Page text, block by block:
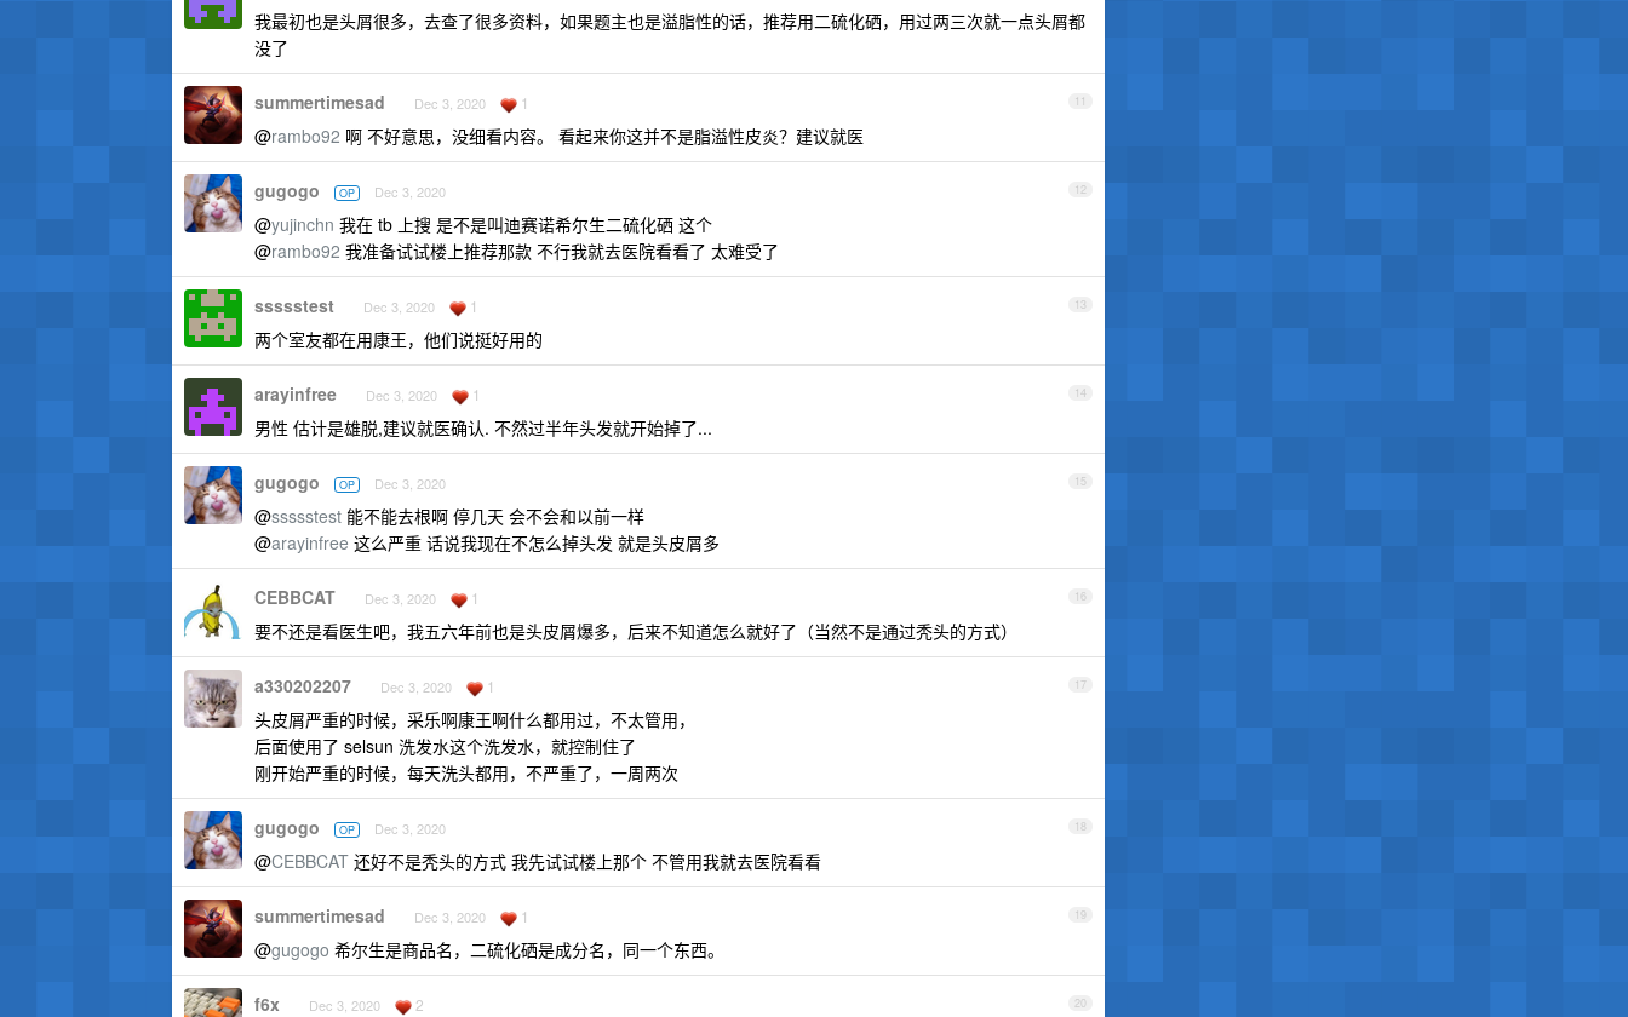
我最初也是头屑很多，去查了很多资料，如果题主也是溢脂性的话，推荐用二硫化硒，用过两三次就一点头屑都
没了
11
summertimesad Dec 3, 2020 1
@rambo92 啊 不好意思，没细看内容。 看起来你这并不是脂溢性皮炎？建议就医
12
gugogo OP Dec 3, 2020
@yujinchn 我在 tb 上搜 是不是叫迪赛诺希尔生二硫化硒 这个
@rambo92 我准备试试楼上推荐那款 不行我就去医院看看了 太难受了
13
ssssstest Dec 3, 2020 1
两个室友都在用康王，他们说挺好用的
14
arayinfree Dec 3, 2020 1
男性 估计是雄脱,建议就医确认. 不然过半年头发就开始掉了...
15
gugogo OP Dec 3, 2020
@ssssstest 能不能去根啊 停几天 会不会和以前一样
@arayinfree 这么严重 话说我现在不怎么掉头发 就是头皮屑多
16
CEBBCAT Dec 3, 2020 1
要不还是看医生吧，我五六年前也是头皮屑爆多，后来不知道怎么就好了（当然不是通过秃头的方式）
17
a330202207 Dec 3, 2020 1
头皮屑严重的时候，采乐啊康王啊什么都用过，不太管用，
后面使用了 selsun 洗发水这个洗发水，就控制住了
刚开始严重的时候，每天洗头都用，不严重了，一周两次
18
gugogo OP Dec 3, 2020
@CEBBCAT 还好不是秃头的方式 我先试试楼上那个 不管用我就去医院看看
19
summertimesad Dec 3, 2020 1
@gugogo 希尔生是商品名，二硫化硒是成分名，同一个东西。
20
f6x Dec 3, 2020 2